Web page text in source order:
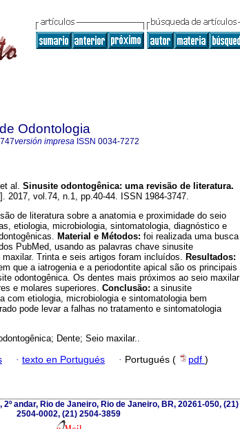
Odontologia
versión impresa ISSN 0034-7272
et al. Sinusite odontogênica: uma revisão de literatura.
2017, vol.74, n.1, pp.40-44. ISSN 1984-3747.
de literatura sobre a anatomia e proximidade do seio
etiologia, microbiologia, sintomatologia, diagnóstico e
Material e Métodos: foi realizada uma busca
PubMed, usando as palavras chave sinusite
Trinta e seis artigos foram incluídos. Resultados:
que a iatrogenia e a periodontite apical são os principais
odontogênica. Os dentes mais próximos ao seio maxilar
e molares superiores. Conclusão: a sinusite
com etiologia, microbiologia e sintomatologia bem
pode levar a falhas no tratamento e sintomatologia
Dente; Seio maxilar..
· texto en Portugués · Portugués ( pdf )
andar, Rio de Janeiro, Rio de Janeiro, BR, 20261-050, (21)
2504-0002, (21) 2504-3859